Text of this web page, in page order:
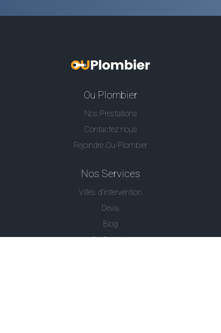
Ou Plombier
Nos Prestations
Contactez nous
Rejoindre Ou-Plombier
Nos Services
Villes d'intervention
Devis
Blog
Ou Serrurier